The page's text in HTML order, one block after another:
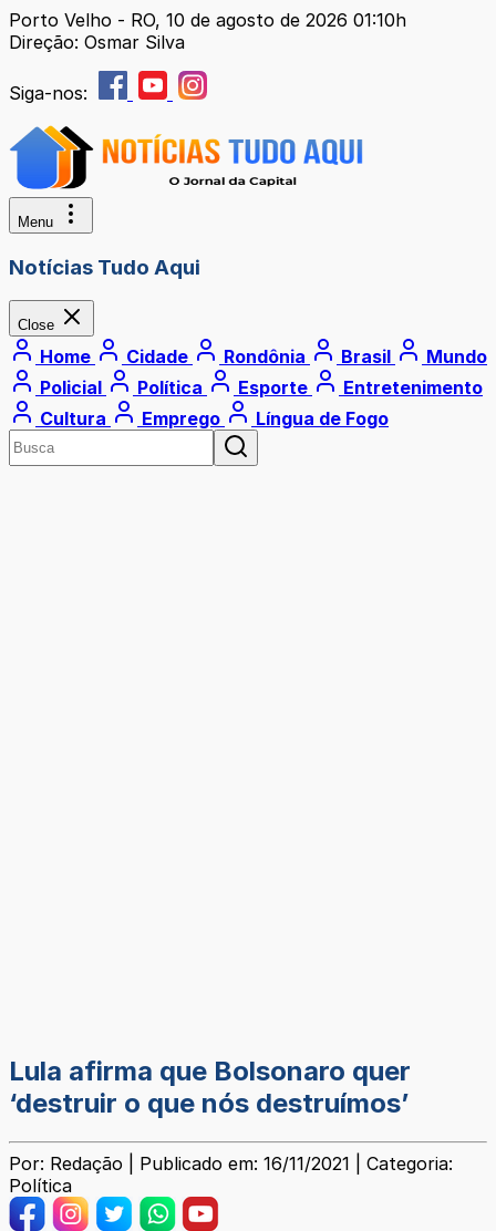
Porto Velho - RO, 10 de agosto de 2026 01:10h
Direção: Osmar Silva
Siga-nos:
Menu
Notícias Tudo Aqui
Close
Home Cidade Rondônia Brasil
Mundo
Policial
Política Esporte
Entretenimento
Cultura
Emprego Língua de Fogo
Lula afirma que Bolsonaro quer
‘destruir o que nós destruímos’
Por: Redação | Publicado em: 16/11/2021 | Categoria:
Política